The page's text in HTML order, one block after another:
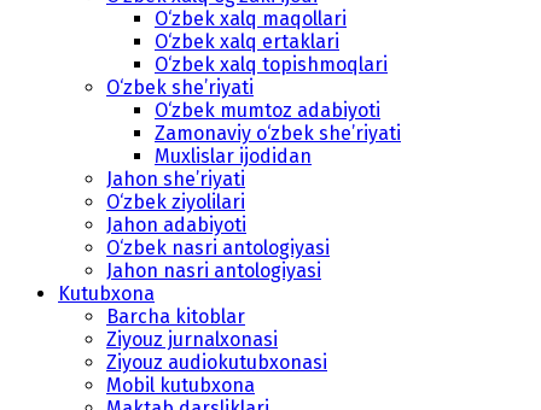
O‘zbek xalq maqollari
O‘zbek xalq ertaklari
O‘zbek xalq topishmoqlari
O‘zbek she’riyati
O‘zbek mumtoz adabiyoti
Zamonaviy o‘zbek she’riyati
Muxlislar ijodidan
Jahon she’riyati
O‘zbek ziyolilari
Jahon adabiyoti
O‘zbek nasri antologiyasi
Jahon nasri antologiyasi
Kutubxona
Barcha kitoblar
Ziyouz jurnalxonasi
Ziyouz audiokutubxonasi
Mobil kutubxona